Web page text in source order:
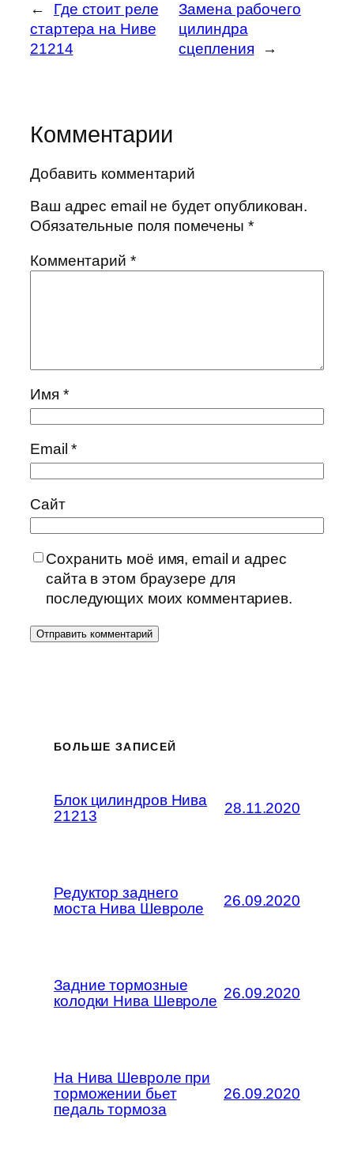
←
Где стоит реле
стартера на Ниве
21214
Замена рабочего
цилиндра
сцепления
→
Комментарии
Добавить комментарий
Ваш адрес email не будет опубликован.
Обязательные поля помечены*
Комментарий *
Имя *
Email*
Сайт
Сохранить моё имя, email и адрес
сайта в этом браузере для
последующих моих комментариев.
БОЛЬШЕ ЗАПИСЕЙ
Блок цилиндров Нива
21213
28.11.2020
Редуктор заднего
моста Нива Шевроле
26.09.2020
Задние тормозные
колодки Нива Шевроле 26.09.2020
На Нива Шевроле при
торможении бьет
педаль тормоза
26.09.2020